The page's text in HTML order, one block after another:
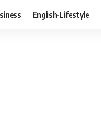
English-Lifestyle